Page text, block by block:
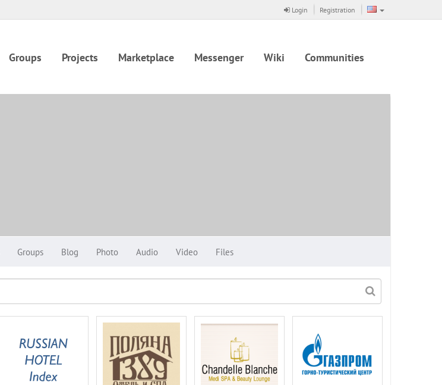
Login Registration
Groups Projects Marketplace Messenger Wiki Communities
Groups Blog Photo Audio Video Files